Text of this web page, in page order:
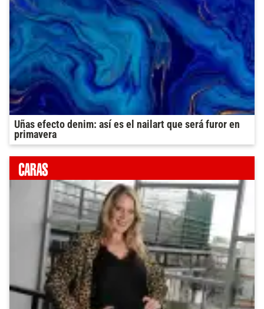
Uñas efecto denim: así es el nailart que será furor en
primavera